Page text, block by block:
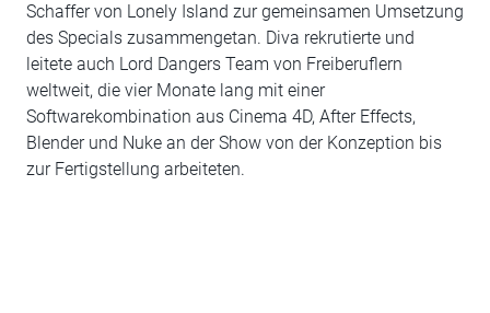
Schaffer von Lonely Island zur gemeinsamen Umsetzung
des Specials zusammengetan. Diva rekrutierte und
leitete auch Lord Dangers Team von Freiberuflern
weltweit, die vier Monate lang mit einer
Softwarekombination aus Cinema 4D, After Effects,
Blender und Nuke an der Show von der Konzeption bis
zur Fertigstellung arbeiteten.